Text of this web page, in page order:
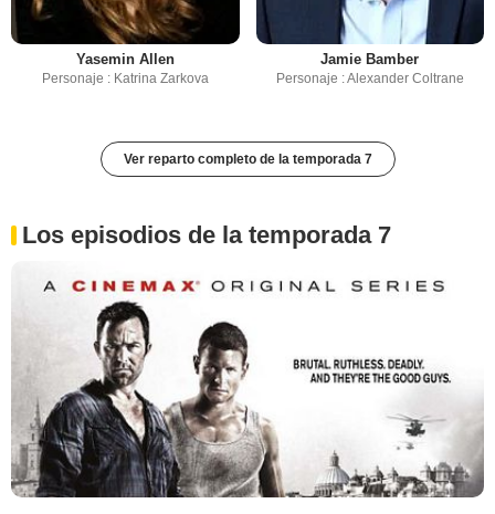
Yasemin Allen
Personaje : Katrina Zarkova
Jamie Bamber
Personaje : Alexander Coltrane
Ver reparto completo de la temporada 7
Los episodios de la temporada 7